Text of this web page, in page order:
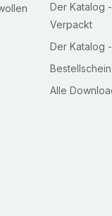
Der Katalog
Verpackt
Der Katalog
Bestellschein
Alle